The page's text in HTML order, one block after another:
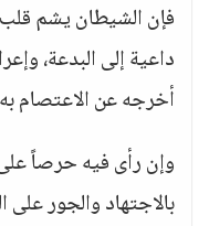
فإن الشيطان يشم قلب
داعية إلى البدعة،
أخرجه عن الاعتصام
وإن رأى فيه حرصاً
بالاجتهاد والجور